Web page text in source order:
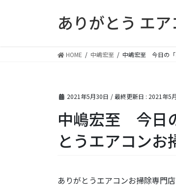
ありがとう エ
HOME 中嶋宏至 中嶋宏至 今日の「
2021年5月30日 / 最終更新日 : 2021年5
中嶋宏至 今日
とうエアコンお
ありがとうエアコンお掃除専門